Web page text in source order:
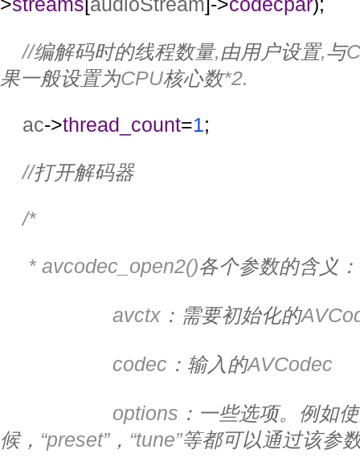
>streams[audioStream]->codecpar);
//编解码时的线程数量,由用户设置,与
果一般设置为CPU核心数*2.
ac->thread_count=1;
//打开解码器
/*
* avcodec_open2()各个参数的含义：
avctx ：需要初始化的
codec ：输入的AVCodec
options ：一些选项。例如
候， “preset”， “tune”等都可以通过该参